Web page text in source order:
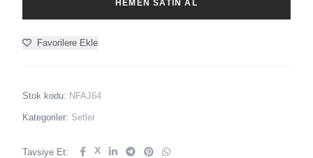
HEMEN SATIN AL
Favorilere Ekle
Stok kodu: NFAJ64
Kategoriler: Setler
Tavsiye Et: X